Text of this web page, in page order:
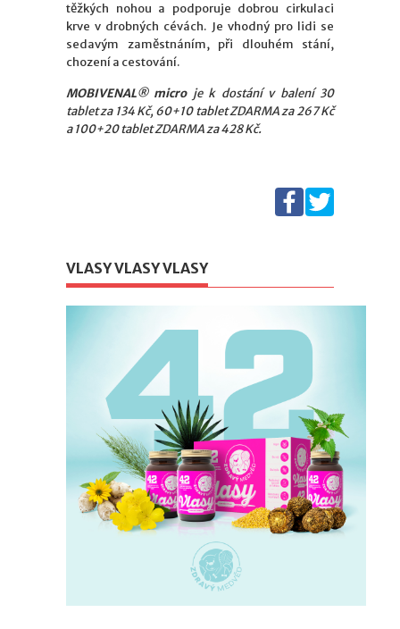
těžkých nohou a podporuje dobrou cirkulaci
krve v drobných cévách. Je vhodný pro lidi se
sedavým zaměstnáním, při dlouhém stání,
chození a cestování.
MOBIVENAL® microje k dostání v balení 30
tablet za 134 Kč, 60+10 tablet ZDARMA za 267 Kč
a 100+20 tablet ZDARMA za 428 Kč.
VLASY VLASY VLASY